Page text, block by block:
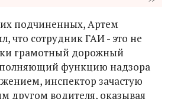
подчиненных, Артем
что сотрудник ГАИ - это не
грамотный дорожный
функцию надзора
инспектор зачастую
другом водителя, оказывая